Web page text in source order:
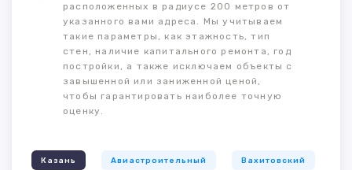
расположенных в радиусе 200 метров от
указанного вами адреса. Мы учитываем
такие параметры, как этажность, тип
стен, наличие капитального ремонта, год
постройки, а также исключаем объекты с
завышенной или заниженной ценой,
чтобы гарантировать наиболее точную
оценку.
Казань Авиастроительный Вахитовский